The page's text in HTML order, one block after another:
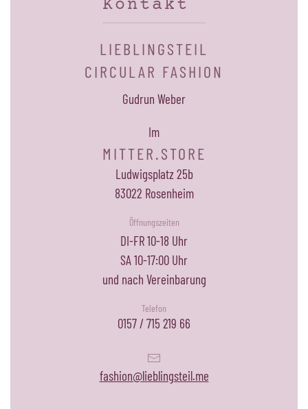
Kontakt
LIEBLINGSTEIL
CIRCULAR FASHION
Gudrun Weber
Im
MITTER.STORE
Ludwigsplatz 25b
83022 Rosenheim
Öffnungszeiten
DI-FR 10-18 Uhr
SA 10-17:00 Uhr
und nach Vereinbarung
Telefon
0157 / 715 219 66
fashion@lieblingsteil.me